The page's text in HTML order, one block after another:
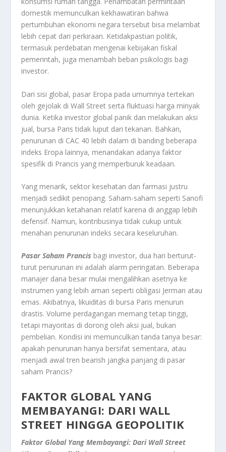
domestik memunculkan kekhawatiran bahwa
pertumbuhan ekonomi negara tersebut bisa melambat
lebih cepat dari perkiraan. Ketidakpastian politik,
termasuk perdebatan mengenai kebijakan fiskal
pemerintah, juga menambah beban psikologis bagi
investor.
Dari sisi global, pasar Eropa pada umumnya tertekan
oleh gejolak di Wall Street serta fluktuasi harga minyak
dunia. Ketika investor global panik dan melakukan aksi
jual, bursa Paris tidak luput dari tekanan. Bahkan,
penurunan di CAC 40 lebih dalam di banding beberapa
indeks Eropa lainnya, menandakan adanya faktor
spesifik di Prancis yang memperburuk keadaan.
Yang menarik, sektor kesehatan dan farmasi justru
menjadi sedikit penopang. Saham-saham seperti Sanofi
menunjukkan ketahanan relatif karena di anggap lebih
defensif. Namun, kontribusinya tidak cukup untuk
menahan penurunan indeks secara keseluruhan.
Pasar Saham Prancis bagi investor, dua hari berturut-
turut penurunan ini adalah alarm peringatan. Beberapa
manajer dana besar mulai mengalihkan asetnya ke
instrumen yang lebih aman seperti obligasi Jerman atau
emas. Akibatnya, likuiditas di bursa Paris menurun
drastis. Volume perdagangan memang tetap tinggi,
tetapi mayoritas di dorong oleh aksi jual, bukan
pembelian. Kondisi ini memunculkan tanda tanya besar:
apakah penurunan hanya bersifat sementara, atau
menjadi awal tren bearish jangka panjang di pasar
saham Prancis?
FAKTOR GLOBAL YANG
MEMBAYANGI: DARI WALL
STREET HINGGA GEOPOLITIK
Faktor Global Yang Membayangi: Dari Wall Street